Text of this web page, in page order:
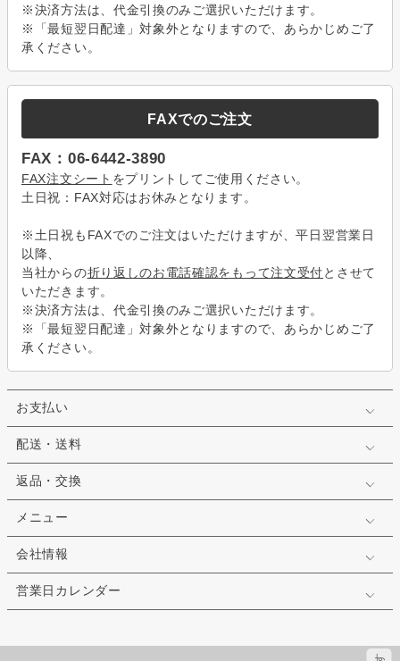
※決済方法は、代金引換のみご選択いただけます。
※「最短翌日配達」対象外となりますので、あらかじめご了
承ください。
FAXでのご注文
FAX：06-6442-3890
FAX注文シート をプリントしてご使用ください。
土日祝：FAX対応はお休みとなります。
※土日祝もFAXでのご注文はいただけますが、平日翌営業日
以降、
当社からの折り返しのお電話確認をもって注文受付とさせて
いただきます。
※決済方法は、代金引換のみご選択いただけます。
※「最短翌日配達」対象外となりますので、あらかじめご了
承ください。
お支払い
配送・送料
返品・交換
メニュー
会社情報
営業日カレンダー